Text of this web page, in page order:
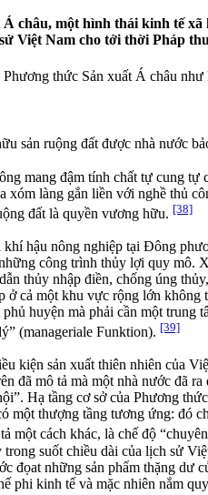
châu, một hình thái kinh tế
Việt Nam cho tới thời Pháp
Phương thức Sản xuất Á châu
sản ruộng đất được nhà nước
mang đậm tính chất tự cung tự
xóm làng gắn liền với nghề thủ
đất là quyền vương hữu. [38]
hậu nông nghiệp tại Đông
công trình thủy lợi quy mô.
thủy nhập điền, chống úng
ở cả một khu vực rộng lớn không
huyện mà phải cần một trung
(manageriale Funktion). [39]
kiện sản xuất thiên nhiên của
đã mô tả mà một nhà nước đã
Hạ tầng cơ sở của Phương
một thượng tầng tương ứng: đó
một cách khác, là chế độ
trong suốt chiều dài của lịch sử
đọat những sản phẩm thặng dư
phi kinh tế và mặc nhiên nắm